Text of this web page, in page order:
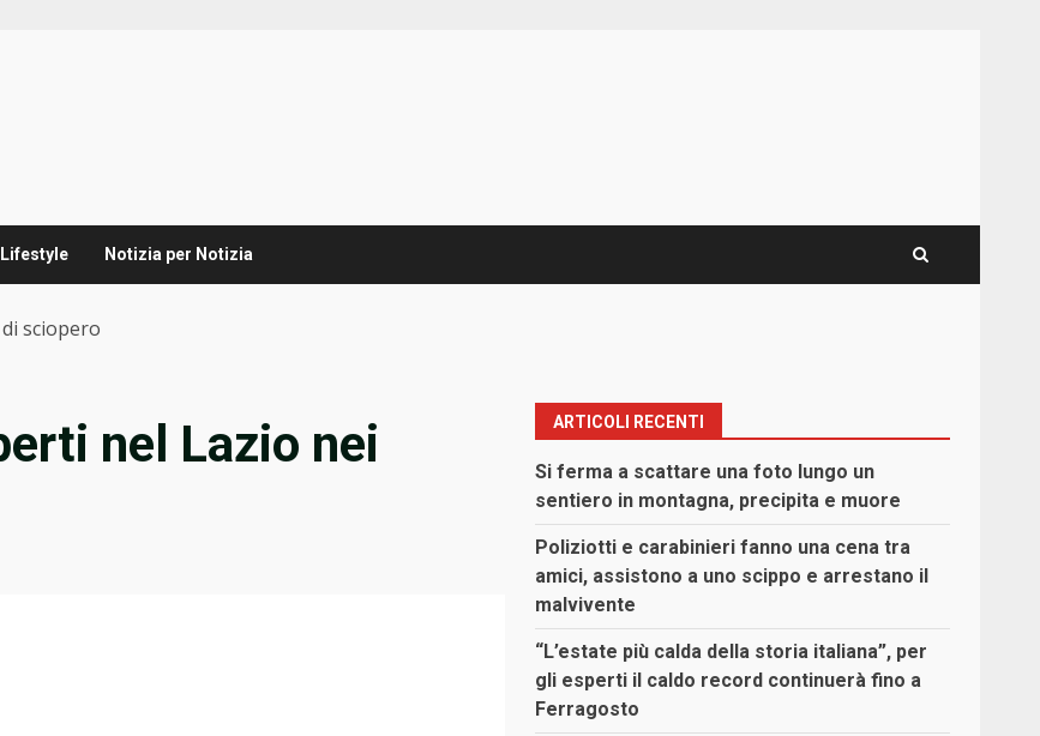
Lifestyle Notizia per Notizia
sciopero
nel Lazio nei
ARTICOLI RECENTI
Si ferma a scattare una foto lungo un
sentiero in montagna, precipita e muore
Poliziotti e carabinieri fanno una cena tra
amici, assistono a uno scippo e arrestano il
malvivente
“L’estate più calda della storia italiana”, per
gli esperti il caldo record continuerà fino a
Ferragosto